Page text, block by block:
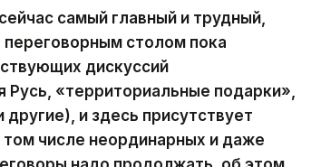
самый главный и трудный,
переговорным столом пока
дискуссий
Русь, «территориальные подарки»,
другие), и здесь присутствует
числе неординарных и даже